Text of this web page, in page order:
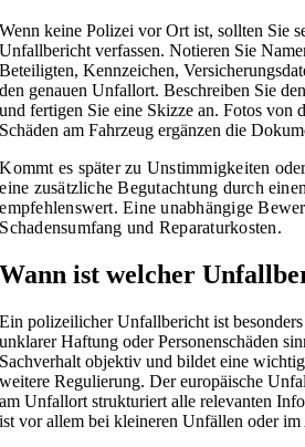
Wenn keine Polizei vor Ort ist, sollten Sie
Unfallbericht verfassen. Notieren Sie
Beteiligten, Kennzeichen,
den genauen Unfallort. Beschreiben Sie
und fertigen Sie eine Skizze an. Fotos von
Schäden am Fahrzeug ergänzen die
Kommt es später zu Unstimmigkeiten
eine zusätzliche Begutachtung durch
empfehlenswert. Eine unabhängige
Schadensumfang und Reparaturkosten.
Wann ist welcher
Ein polizeilicher Unfallbericht ist
unklarer Haftung oder Personenschäden
Sachverhalt objektiv und bildet eine
weitere Regulierung. Der europäische
am Unfallort strukturiert alle relevanten
ist vor allem bei kleineren Unfällen oder im